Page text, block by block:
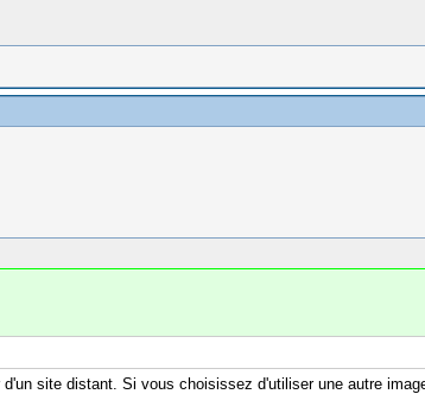
site distant. Si vous choisissez d'utiliser une autre